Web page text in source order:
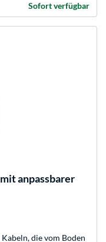
Sofort verfügbar
anpassbarer
die vom Boden